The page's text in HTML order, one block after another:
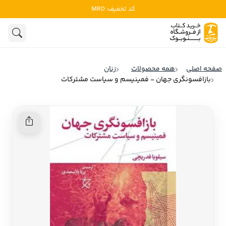
کد تخفیف: MRD
ادبیات
روانشناسی
ادبیات آمریکا
ادبیات فرانسه
ادبیات ایتالیا
ادبیات روسیه
ادبیات آمریکای لاتین
ادبیات آلمان
ادبیات ترکیه
ادبیات آسیا
صفحه اصلی همه محصولات
زنان
بازافسونگری جهان - فمینیسم و سیاست مشترکات